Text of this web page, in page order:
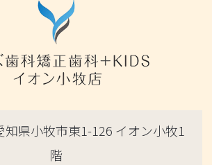
知県小牧市東1-126 イオン小牧1
階